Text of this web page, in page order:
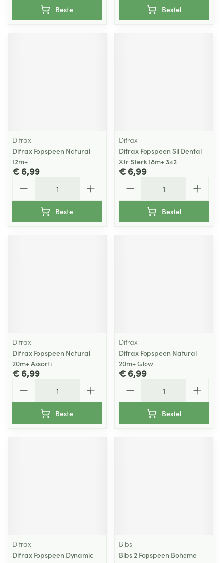
Bestel Bestel
Difrax
Difrax Fopspeen Natural
12m+
€ 6,99
Bestel
Difrax
Difrax Fopspeen Sil Dental
Xtr Sterk 18m+ 342
€ 6,99
Bestel
Difrax
Difrax Fopspeen Natural
20m+ Assorti
€ 6,99
Bestel
Difrax
Difrax Fopspeen Natural
20m+ Glow
€ 6,99
Bestel
Difrax
Difrax Fopspeen Dynamic
Bibs
Bibs 2 Fopspeen Boheme